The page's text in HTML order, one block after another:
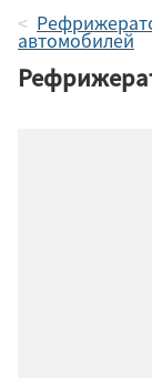
автомобилей